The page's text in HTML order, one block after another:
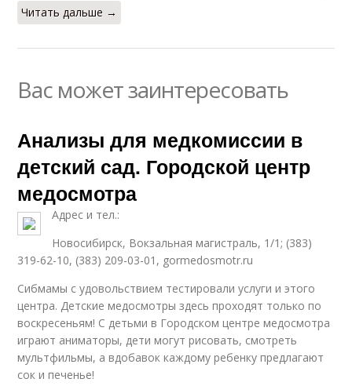
Читать дальше →
Вас может заинтересовать
Анализы для медкомиссии в
детский сад. Городской центр
медосмотра
Адрес и тел.:
Новосибирск, Вокзальная магистраль, 1/1; (383)
319-62-10, (383) 209-03-01, gormedosmotr.ru
Сибмамы с удовольствием тестировали услуги и этого
центра. Детские медосмотры здесь проходят только по
воскресеньям! С детьми в Городском центре медосмотра
играют аниматоры, дети могут рисовать, смотреть
мультфильмы, а вдобавок каждому ребенку предлагают
сок и печенье!